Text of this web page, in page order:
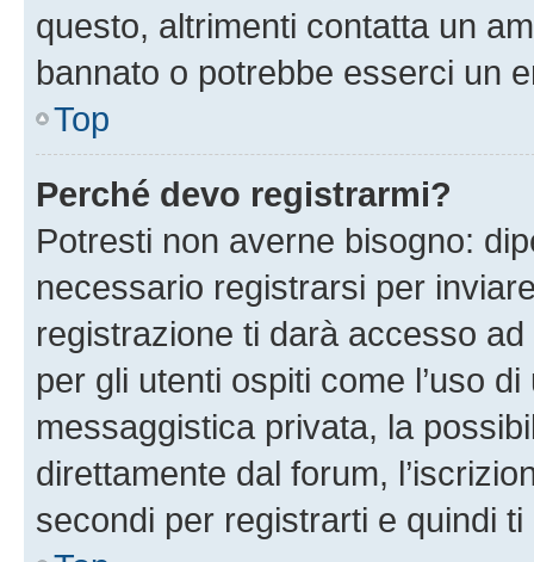
questo, altrimenti contatta un
bannato o potrebbe esserci un
Top
Perché devo registrarmi?
Potresti non averne bisogno:
necessario registrarsi per
registrazione ti darà accesso
per gli utenti ospiti come l’uso
messaggistica privata, la
direttamente dal forum,
secondi per registrarti e quindi